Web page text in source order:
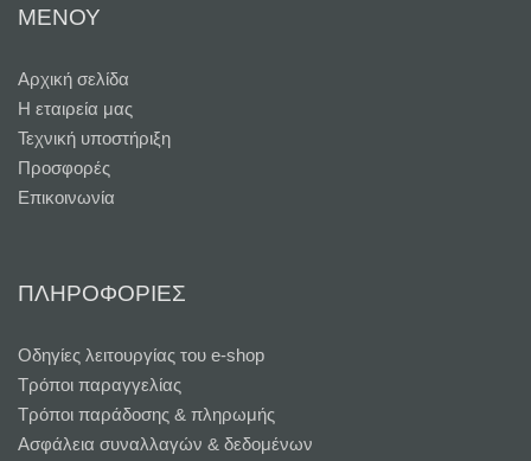
ΜΕΝΟΥ
Αρχική σελίδα
Η εταιρεία μας
Τεχνική υποστήριξη
Προσφορές
Επικοινωνία
ΠΛΗΡΟΦΟΡΙΕΣ
Oδηγίες λειτουργίας του e-shop
Τρόποι παραγγελίας
Τρόποι παράδοσης & πληρωμής
Ασφάλεια συναλλαγών & δεδομένων